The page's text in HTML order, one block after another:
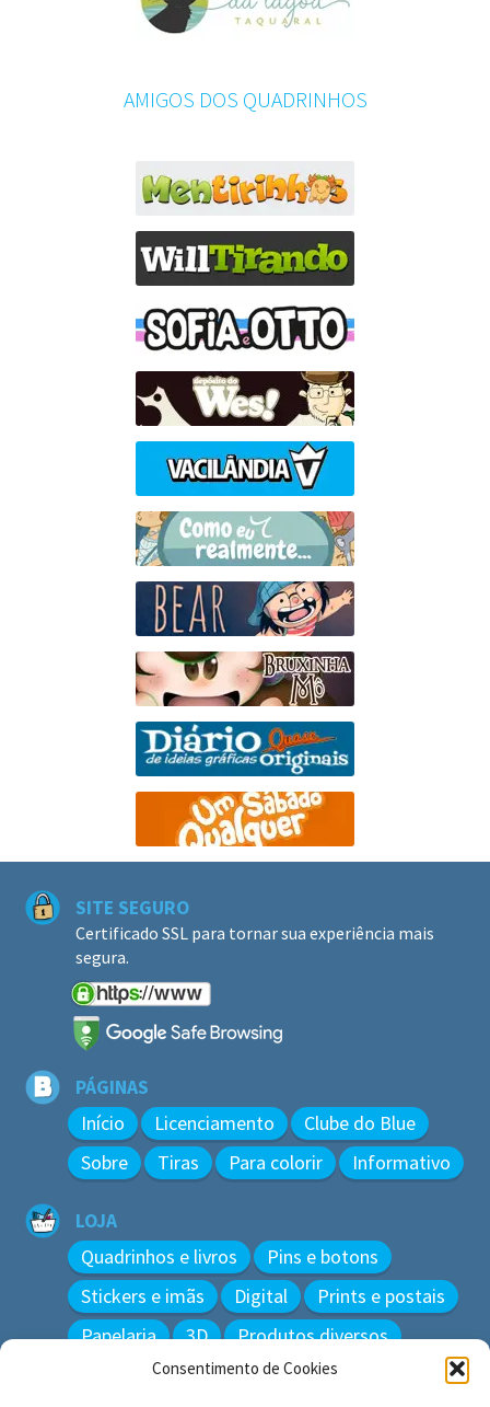
Consentimento de Cookies
AMIGOS DOS QUADRINHOS
SITE SEGURO
Certificado SSL para tornar sua experiência mais
segura.
PÁGINAS
Início Licenciamento
Clube do Blue
Sobre
Tiras Para colorir Informativo
LOJA
Quadrinhos e livros
Pins e botons
Stickers e imãs
Digital
Prints e postais
Papelaria
3D Produtos diversos